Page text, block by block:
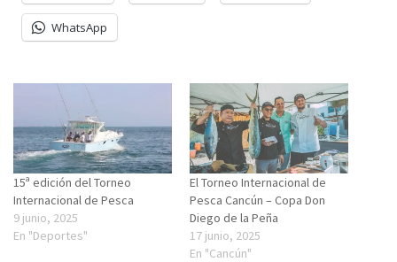
WhatsApp
15ª edición del Torneo
Internacional de Pesca
9 junio, 2025
En "Deportes"
El Torneo Internacional de
Pesca Cancún – Copa Don
Diego de la Peña
17 junio, 2025
En "Cancún"